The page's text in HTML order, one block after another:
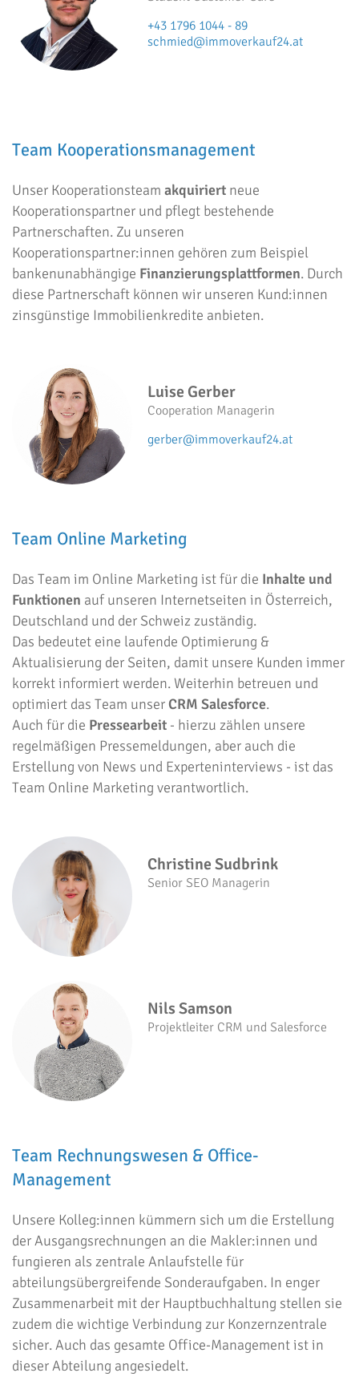
+43 1796 1044 - 89
schmied@immoverkauf24.at
Team Kooperationsmanagement
Unser Kooperationsteam akquiriert neue
Kooperationspartner und pflegt bestehende
Partnerschaften. Zu unseren
Kooperationspartner:innen gehören zum Beispiel
bankenunabhängige Finanzierungsplattformen. Durch
diese Partnerschaft können wir unseren Kund:innen
zinsgünstige Immobilienkredite anbieten.
Luise Gerber
Cooperation Managerin
gerber@immoverkauf24.at
Team Online Marketing
Das Team im Online Marketing ist für die Inhalte und
Funktionen auf unseren Internetseiten in Österreich,
Deutschland und der Schweiz zuständig.
Das bedeutet eine laufende Optimierung &
Aktualisierung der Seiten, damit unsere Kunden immer
korrekt informiert werden. Weiterhin betreuen und
optimiert das Team unserCRM Salesforce.
Auch für die Pressearbeit - hierzu zählen unsere
regelmäßigen Pressemeldungen, aber auch die
Erstellung von News und Experteninterviews - ist das
Team Online Marketing verantwortlich.
Christine Sudbrink
Senior SEO Managerin
Nils Samson
Projektleiter CRM und Salesforce
Team Rechnungswesen & Office-
Management
Unsere Kolleg:innen kümmern sich um die Erstellung
der Ausgangsrechnungen an die Makler:innen und
fungieren als zentrale Anlaufstelle für
abteilungsübergreifende Sonderaufgaben. In enger
Zusammenarbeit mit der Hauptbuchhaltung stellen sie
zudem die wichtige Verbindung zur Konzernzentrale
sicher. Auch das gesamte Office-Management ist in
dieser Abteilung angesiedelt.